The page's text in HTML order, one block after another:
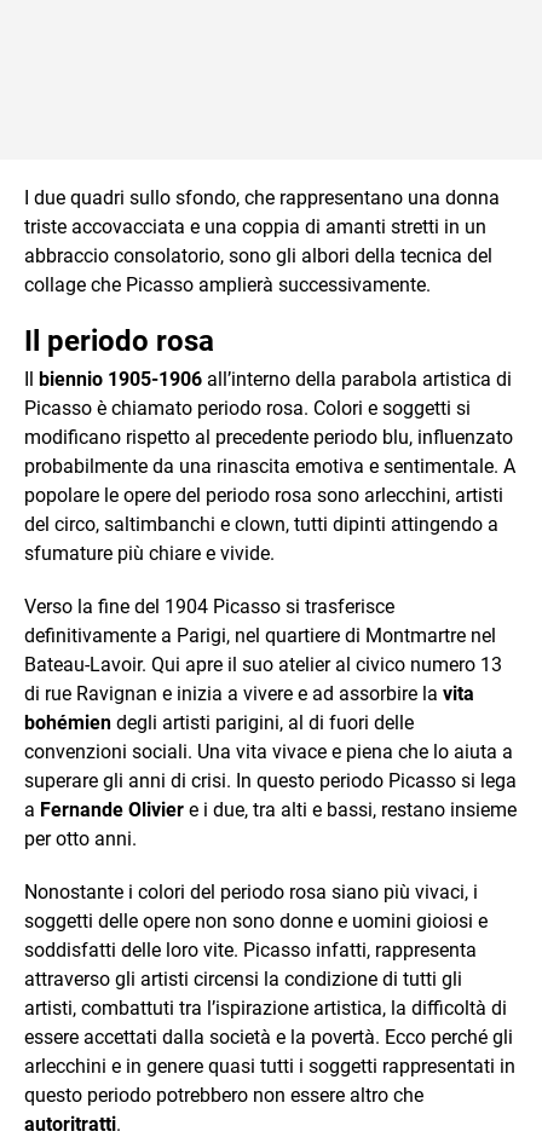
I due quadri sullo sfondo, che rappresentano una donna
triste accovacciata e una coppia di amanti stretti in un
abbraccio consolatorio, sono gli albori della tecnica del
collage che Picasso amplierà successivamente.
Il periodo rosa
Il biennio 1905-1906 all’interno della parabola artistica di
Picasso è chiamato periodo rosa. Colori e soggetti si
modificano rispetto al precedente periodo blu, influenzato
probabilmente da una rinascita emotiva e sentimentale. A
popolare le opere del periodo rosa sono arlecchini, artisti
del circo, saltimbanchi e clown, tutti dipinti attingendo a
sfumature più chiare e vivide.
Verso la fine del 1904 Picasso si trasferisce
definitivamente a Parigi, nel quartiere di Montmartre nel
Bateau-Lavoir. Qui apre il suo atelier al civico numero 13
di rue Ravignan e inizia a vivere e ad assorbire la vita
bohémien degli artisti parigini, al di fuori delle
convenzioni sociali. Una vita vivace e piena che lo aiuta a
superare gli anni di crisi. In questo periodo Picasso si lega
a Fernande Olivier e i due, tra alti e bassi, restano insieme
per otto anni.
Nonostante i colori del periodo rosa siano più vivaci, i
soggetti delle opere non sono donne e uomini gioiosi e
soddisfatti delle loro vite. Picasso infatti, rappresenta
attraverso gli artisti circensi la condizione di tutti gli
artisti, combattuti tra l’ispirazione artistica, la difficoltà di
essere accettati dalla società e la povertà. Ecco perché gli
arlecchini e in genere quasi tutti i soggetti rappresentati in
questo periodo potrebbero non essere altro che
autoritratti.